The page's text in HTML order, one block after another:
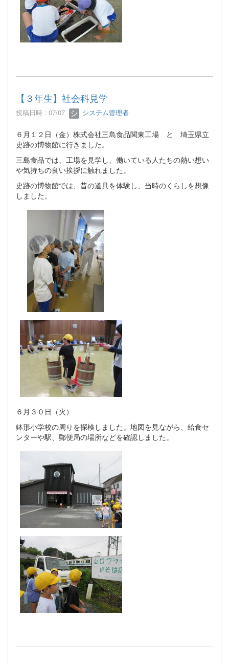
【３年生】社会科見学
投稿日時 : 07/07 システム管理者
６月１２日（金）株式会社三島食品関東工場 と 埼玉県立
史跡の博物館に行きました。
三島食品では、工場を見学し、働いている人たちの熱い想い
や気持ちの良い挨拶に触れました。
史跡の博物館では、昔の道具を体験し、当時のくらしを想像
しました。
６月３０日（火）
鉢形小学校の周りを探検しました。地図を見ながら、給食セ
ンターや駅、郵便局の場所などを確認しました。